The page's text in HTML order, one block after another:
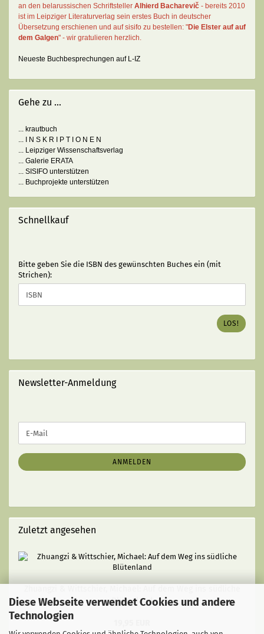
Diese Webseite verwendet Cookies und andere
Technologien
an den belarussischen Schriftsteller Alhierd Bacharevič - bereits 2010
ist im Leipziger Literaturverlag sein erstes Buch in deutscher
Übersetzung erschienen und auf sisifo zu bestellen: "Die Elster auf auf
dem Galgen" - wir gratulieren herzlich.
Neueste Buchbesprechungen auf L-IZ
Gehe zu ...
... krautbuch
... I N S K R I P T I O N E N
... Leipziger Wissenschaftsverlag
... Galerie ERATA
... SISIFO unterstützen
... Buchprojekte unterstützen
Schnellkauf
BITTE
GEBEN
SIE
DIE
ISBN
(MIT
STRICHEN):
Bitte geben Sie die ISBN des gewünschten Buches ein (mit
Strichen):
LOS!
Newsletter-Anmeldung
ZUR
ANMELDUNG
E-
Mail
ANMELDEN
Zuletzt angesehen
Blütenland